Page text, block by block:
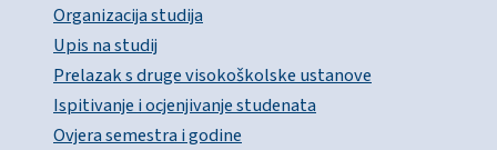
Organizacija studija
Upis na studij
Prelazak s druge visokoškolske ustanove
Ispitivanje i ocjenjivanje studenata
Ovjera semestra i godine